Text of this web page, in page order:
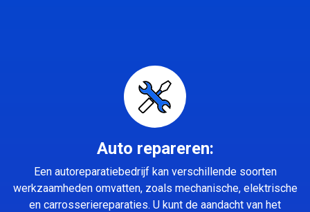
Auto repareren:
Een autoreparatiebedrijf kan verschillende soorten
werkzaamheden omvatten, zoals mechanische, elektrische
en carrosseriereparaties. U kunt de aandacht van het